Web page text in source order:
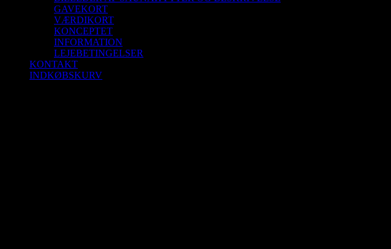
GAVEKORT
VÆRDIKORT
KONCEPTET
INFORMATION
LEJEBETINGELSER
KONTAKT
INDKØBSKURV